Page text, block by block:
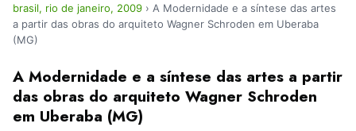
brasil, rio de janeiro, 2009 › A Modernidade e a síntese das artes
a partir das obras do arquiteto Wagner Schroden em Uberaba
(MG)
A Modernidade e a síntese das artes a partir
das obras do arquiteto Wagner Schroden
em Uberaba (MG)